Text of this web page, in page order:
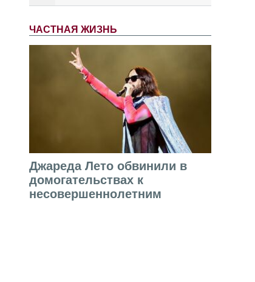
ЧАСТНАЯ ЖИЗНЬ
Джареда Лето обвинили в
домогательствах к
несовершеннолетним